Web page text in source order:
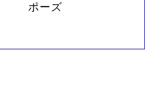
ポーズ